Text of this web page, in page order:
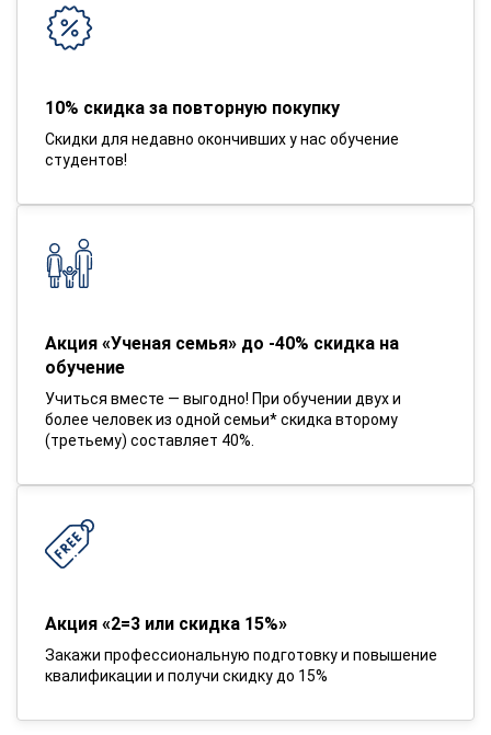
10% скидка за повторную покупку
Скидки для недавно окончивших у нас обучение
студентов!
Акция «Ученая семья» до -40% скидка на
обучение
Учиться вместе — выгодно! При обучении двух и
более человек из одной семьи* скидка второму
(третьему) составляет 40%.
Акция «2=3 или скидка 15%»
Закажи профессиональную подготовку и повышение
квалификации и получи скидку до 15%